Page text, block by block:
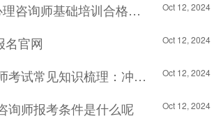
2024年5月西藏心理咨询师基础培训合格证书领取时间 Oct 12, 2024
名官网 Oct 12, 2024
2024年心理咨询师考试常见知识梳理：冲击疗法 Oct 12, 2024
询师报考条件是什么呢 Oct 12, 2024